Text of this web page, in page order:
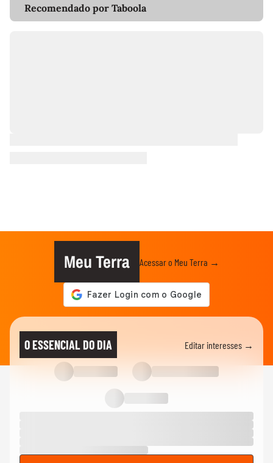
Recomendado por Taboola
Meu Terra Acessar o Meu Terra →
O ESSENCIAL DO DIA Editar interesses →